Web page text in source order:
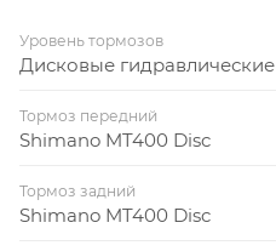
Уровень тормозов
Дисковые гидравлические
Тормоз передний
Shimano MT400 Disc
Тормоз задний
Shimano MT400 Disc